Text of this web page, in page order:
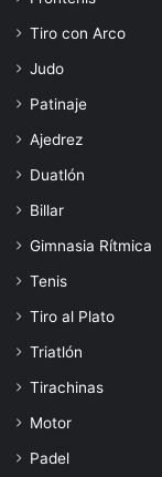
Tiro con Arco
Judo
Patinaje
Ajedrez
Duatlón
Billar
Gimnasia Rítmica
Tenis
Tiro al Plato
Triatlón
Tirachinas
Motor
Padel